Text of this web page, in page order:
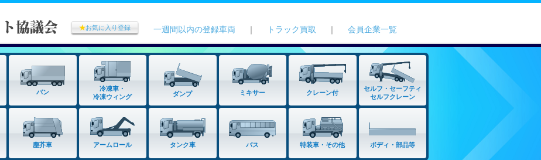
★お気に入り登録 一週間以内の登録車両 ｜ トラック買取 ｜ 会員企業一覧
バン
冷凍車・
冷凍ウィング
ダンプ ミキサー クレーン付
セルフ・セーフティ
セルフクレーン
塵芥車 アームロール タンク車 バス 特装車・その他 ボディ・部品等